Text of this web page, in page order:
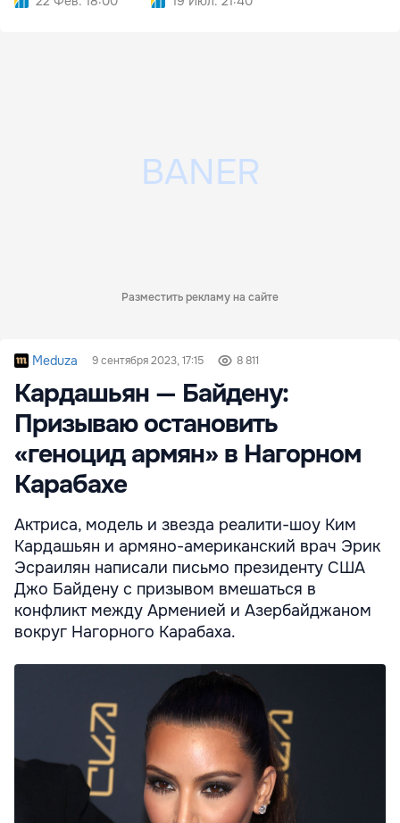
Разместить рекламу на сайте
Meduza 9 сентября 2023, 17:15 8 811
Кардашьян — Байдену:
Призываю остановить
«геноцид армян» в Нагорном
Карабахе
Актриса, модель и звезда реалити-шоу Ким
Кардашьян и армяно-американский врач Эрик
Эсраилян написали письмо президенту США
Джо Байдену с призывом вмешаться в
конфликт между Арменией и Азербайджаном
вокруг Нагорного Карабаха.